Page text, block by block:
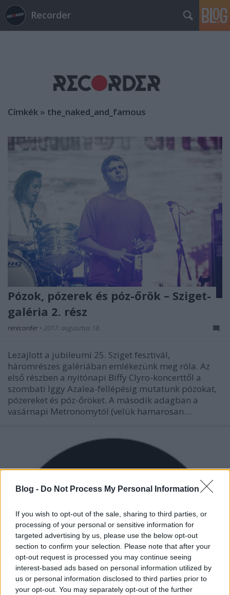
Blog - Do Not Process My Personal Information
If you wish to opt-out of the sale, sharing to third parties, or
processing of your personal or sensitive information for
targeted advertising by us, please use the below opt-out
section to confirm your selection. Please note that after your
opt-out request is processed you may continue seeing
interest-based ads based on personal information utilized by
us or personal information disclosed to third parties prior to
your opt-out. You may separately opt-out of the further
Recorder
Címkék » the_naked_and_famous
Pózok, pózerek és póz-őrök – Sziget-
galéria 2. rész
rerecorder • 2017. augusztus 18.
Lezajlott a jubileumi 25. Sziget fesztivál,
háromrészes galériában emlékezünk meg róla. Az
első részben a nyitónapi Biffy Clyro-koncerttől a
szombati Iggy Azalea-fellépésig mutatunk pózokat,
pózereket és póz-őröket. A második adagban a
vasárnapi Metronomytól (velük hamarosan…